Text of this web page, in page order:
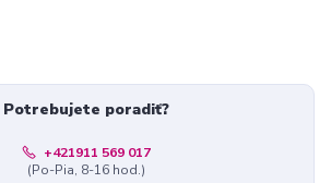
Potrebujete poradiť?
+421911 569 017
(Po-Pia, 8-16 hod.)